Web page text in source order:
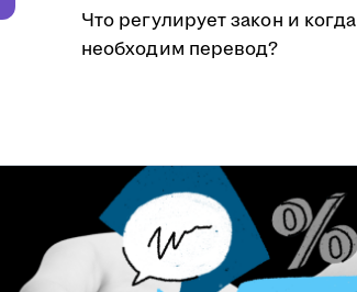
Что регулирует закон и когда
необходим перевод?